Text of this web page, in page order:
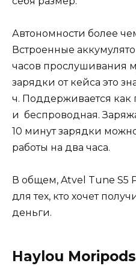
Автономности более
Встроенные
часов прослушивания
зарядки от кейса это
ч. Поддерживается как
и беспроводная.
10 минут зарядки
работы на два часа.
В общем, Atvel Tune S5
для тех, кто хочет
деньги.
Haylou